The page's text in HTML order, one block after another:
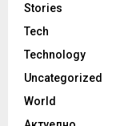
Stories
Tech
Technology
Uncategorized
World